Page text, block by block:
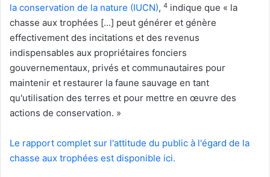
la conservation de la nature (IUCN), 4 indique que « la
chasse aux trophées [...] peut générer et génère
effectivement des incitations et des revenus
indispensables aux propriétaires fonciers
gouvernementaux, privés et communautaires pour
maintenir et restaurer la faune sauvage en tant
qu'utilisation des terres et pour mettre en œuvre des
actions de conservation. »
Le rapport complet sur l'attitude du public à l'égard de la
chasse aux trophées est disponible ici.